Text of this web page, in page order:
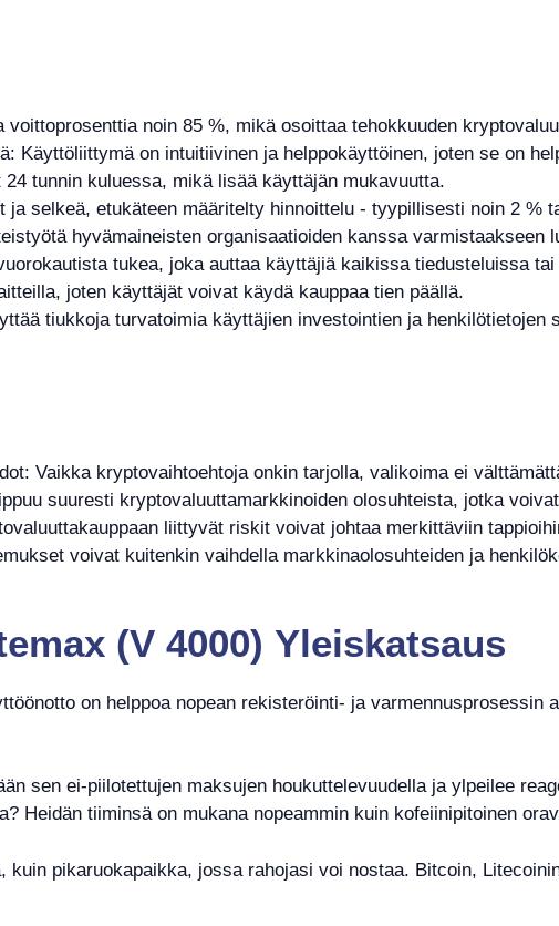
noin 85 %, mikä osoittaa tehokkuuden
Käyttöliittymä on intuitiivinen ja helppokäyttöinen, joten se on
tunnin kuluessa, mikä lisää käyttäjän mukavuutta.
selkeä, etukäteen määritelty hinnoittelu - tyypillisesti noin 2 %
hyvämaineisten organisaatioiden kanssa varmistaakseen
tukea, joka auttaa käyttäjiä kaikissa tiedusteluissa
joten käyttäjät voivat käydä kauppaa tien päällä.
tiukkoja turvatoimia käyttäjien investointien ja henkilötietojen
Vaikka kryptovaihtoehtoja onkin tarjolla, valikoima ei
suuresti kryptovaluuttamarkkinoiden olosuhteista, jotka
liittyvät riskit voivat johtaa merkittäviin
voivat kuitenkin vaihdella markkinaolosuhteiden ja
(V 4000) Yleiskatsaus
on helppoa nopean rekisteröinti- ja
sen ei-piilotettujen maksujen houkuttelevuudella ja ylpeilee
Heidän tiiminsä on mukana nopeammin kuin kofeiinipitoinen
kuin pikaruokapaikka, jossa rahojasi voi nostaa. Bitcoin,